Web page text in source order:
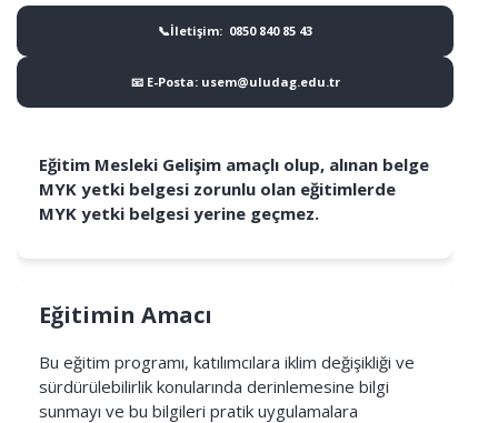
📞İletişim: 0850 840 85 43
📧 E-Posta: usem@uludag.edu.tr
Eğitim Mesleki Gelişim amaçlı olup, alınan belge
MYK yetki belgesi zorunlu olan eğitimlerde
MYK yetki belgesi yerine geçmez.
Eğitimin Amacı
Bu eğitim programı, katılımcılara iklim değişikliği ve
sürdürülebilirlik konularında derinlemesine bilgi
sunmayı ve bu bilgileri pratik uygulamalara